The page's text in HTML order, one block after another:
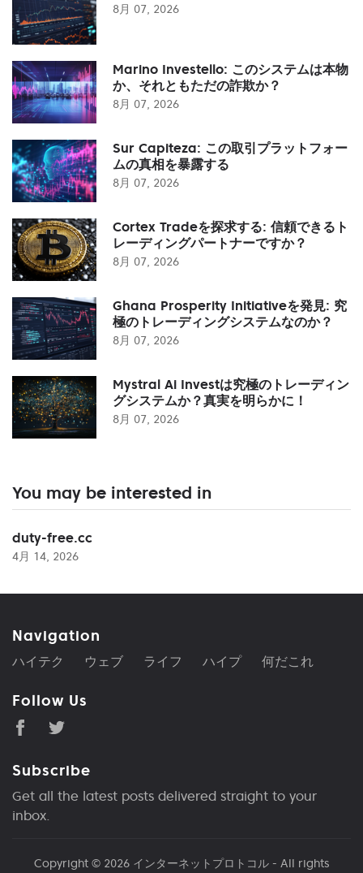
8月 07, 2026
Marino Investello: このシステムは本物
か、それともただの詐欺か？
8月 07, 2026
Sur Capiteza: この取引プラットフォー
ムの真相を暴露する
8月 07, 2026
Cortex Tradeを探求する: 信頼できるト
レーディングパートナーですか？
8月 07, 2026
Ghana Prosperity Initiativeを発見: 究
極のトレーディングシステムなのか？
8月 07, 2026
Mystral Ai Investは究極のトレーディン
グシステムか？真実を明らかに！
8月 07, 2026
You may be interested in
duty-free.cc
4月 14, 2026
Navigation
ハイテク ウェブ ライフ ハイプ 何だこれ
Follow Us
Subscribe
Get all the latest posts delivered straight to your
inbox.
Copyright © 2026 インターネットプロトコル- All rights